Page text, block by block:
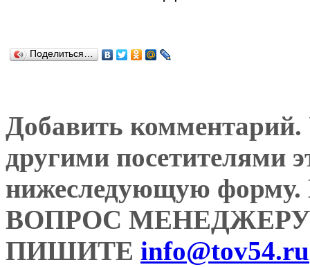
Поделиться…
Добавить комментарий.
другими посетителями
нижеследующую
ВОПРОС
ПИШИТЕ info@tov54.ru